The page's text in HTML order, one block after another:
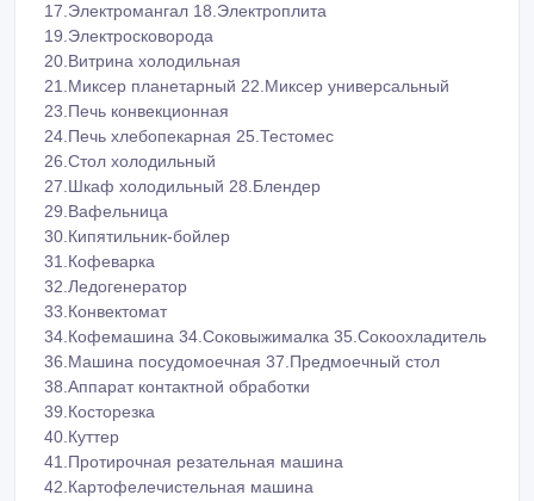
17.Электромангал 18.Электроплита
19.Электросковорода
20.Витрина холодильная
21.Миксер планетарный 22.Миксер универсальный
23.Печь конвекционная
24.Печь хлебопекарная 25.Тестомес
26.Стол холодильный
27.Шкаф холодильный 28.Блендер
29.Вафельница
30.Кипятильник-бойлер
31.Кофеварка
32.Ледогенератор
33.Конвектомат
34.Кофемашина 34.Соковыжималка 35.Сокоохладитель
36.Машина посудомоечная 37.Предмоечный стол
38.Аппарат контактной обработки
39.Косторезка
40.Куттер
41.Протирочная резательная машина
42.Картофелечистельная машина